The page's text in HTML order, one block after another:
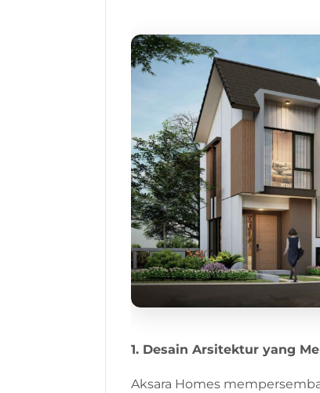
1. Desain Arsitektur yang
Aksara Homes